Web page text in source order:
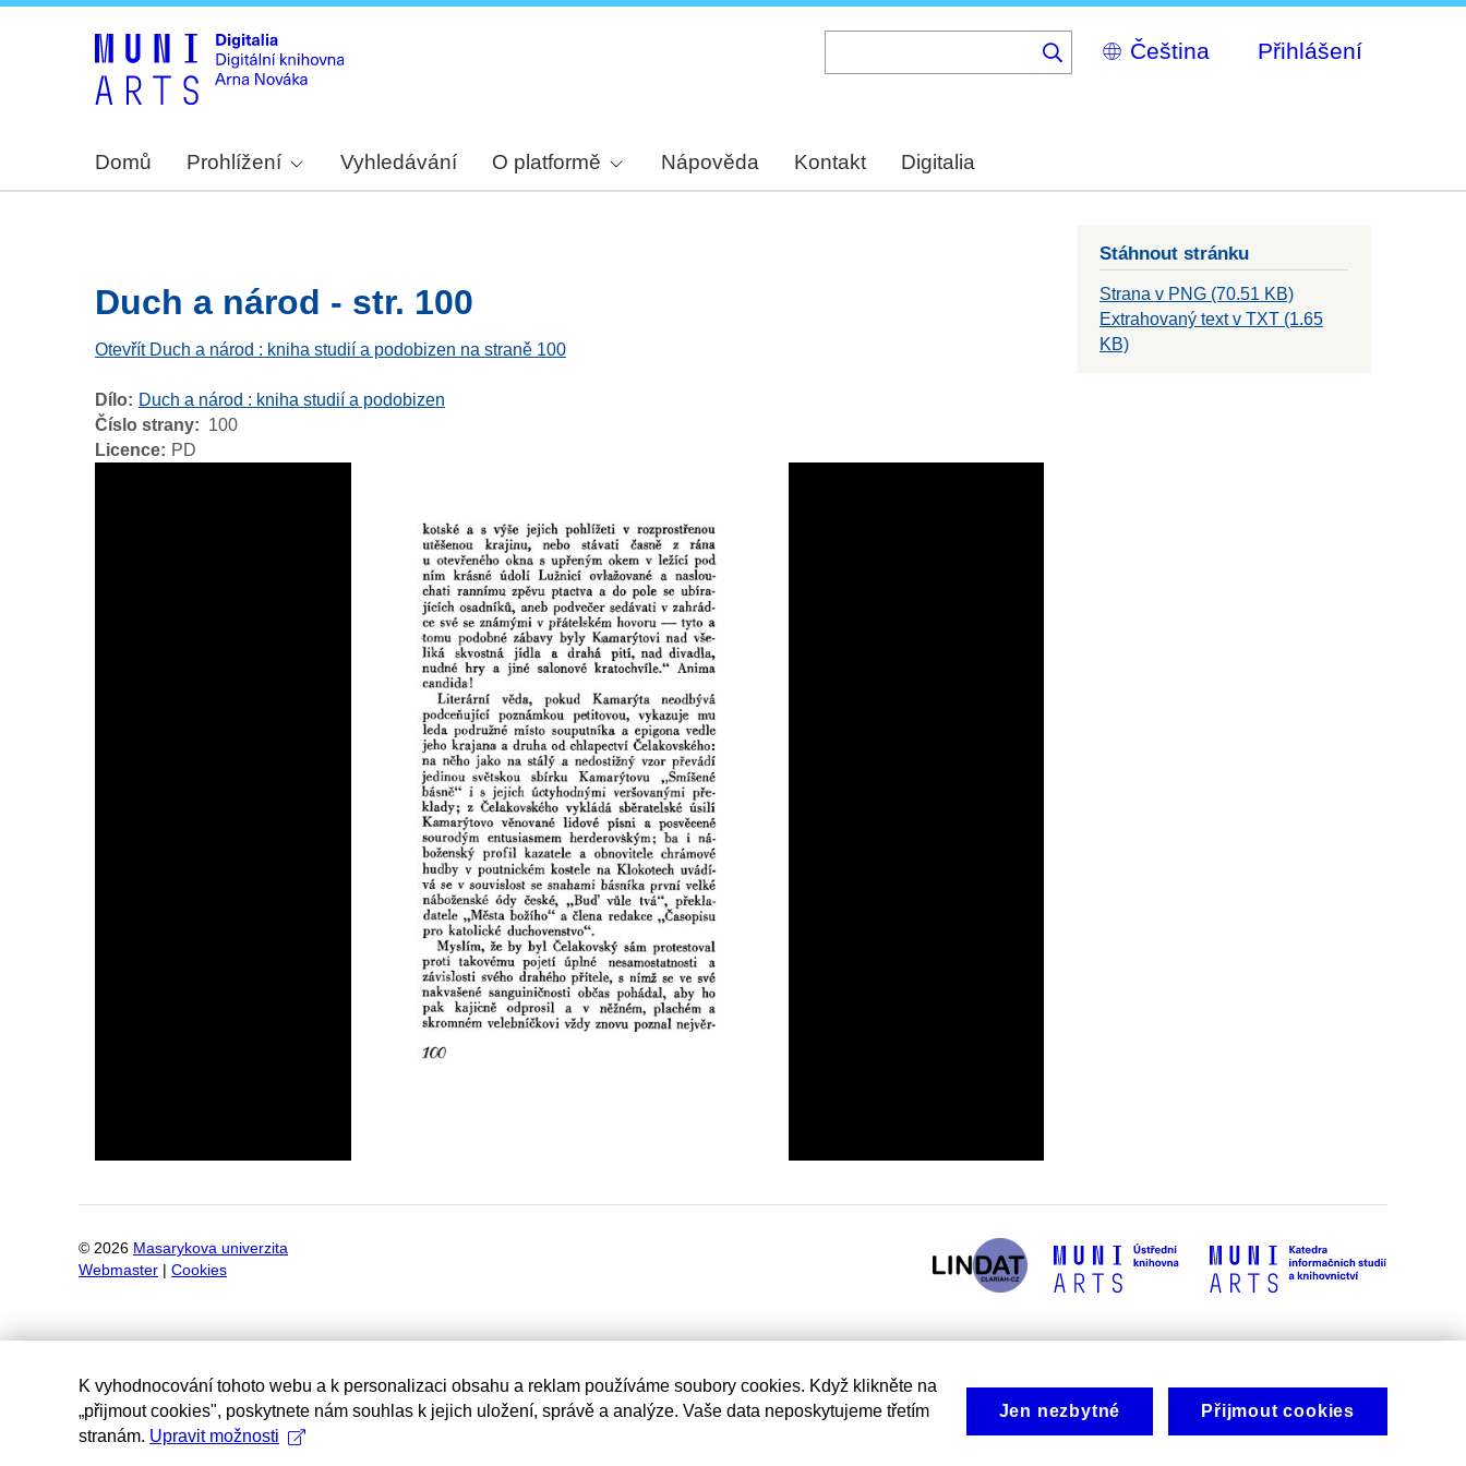
Select
your
Přihlášení
Domů Prohlížení Vyhledávání O platformě Nápověda Kontakt Digitalia
Duch a národ - str. 100
Otevřít Duch a národ : kniha studií a podobizen na straně 100
Dílo
Duch a národ : kniha studií a podobizen
Číslo strany
100
Licence
PD
Stáhnout stránku
Strana v PNG (70.51 KB)
Extrahovaný text v TXT (1.65
KB)
© 2026 Masarykova univerzita
Webmaster
Cookies
K vyhodnocování tohoto webu a k personalizaci obsahu a reklam používáme soubory cookies. Když klikněte na
„přijmout cookies", poskytnete nám souhlas k jejich uložení, správě a analýze. Vaše data neposkytujeme třetím
stranám. Upravit možnosti
Jen nezbytné Přijmout cookies